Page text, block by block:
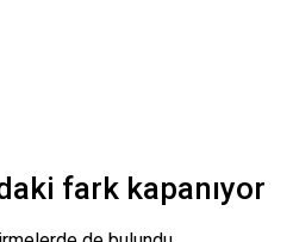
fark kapanıyor